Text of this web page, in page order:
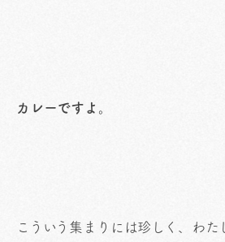
カレーですよ。
こういう集まりには珍しく、わた